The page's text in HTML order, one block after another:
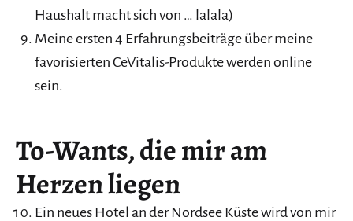
Haushalt macht sich von … lalala)
Meine ersten 4 Erfahrungsbeiträge über meine
favorisierten CeVitalis-Produkte werden online
sein.
To-Wants, die mir am
Herzen liegen
Ein neues Hotel an der Nordsee Küste wird von mir